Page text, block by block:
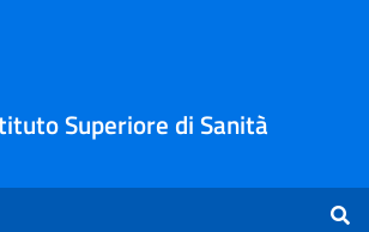
Superiore di Sanità